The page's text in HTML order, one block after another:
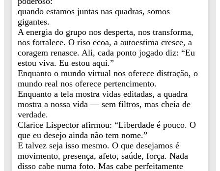
quando estamos juntas nas quadras, somos
gigantes.
A energia do grupo nos desperta, nos transforma,
nos fortalece. O riso ecoa, a autoestima cresce, a
coragem renasce. Ali, cada ponto jogado diz: “Eu
estou viva. Eu estou aqui.”
Enquanto o mundo virtual nos oferece distração, o
mundo real nos oferece pertencimento.
Enquanto a tela mostra vidas editadas, a quadra
mostra a nossa vida — sem filtros, mas cheia de
verdade.
Clarice Lispector afirmou: “Liberdade é pouco. O
que eu desejo ainda não tem nome.”
E talvez seja isso mesmo. O que desejamos é
movimento, presença, afeto, saúde, força. Nada
disso cabe numa foto. Mas cabe perfeitamente